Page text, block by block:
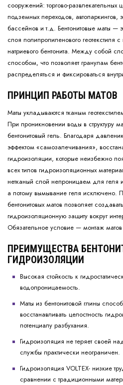
сооружений: торгово-развлекательных
подземных переходов, автопаркингов,
бассейнов и т.д. Бентонитовые маты —
слоя полипропиленового геотекстиля
натриевого бентонита. Между собой
способом, что позволяет гранулам
распределяться и фиксироваться
ПРИНЦИП РАБОТЫ МАТОВ
Маты укладываются тканым
При проникновении воды в структуру
бентонитовый гель. Благодаря
эффектом «самозалечивания»,
гидроизоляции, которые неизбежно
всех типов гидроизоляционных
нетканый слой непроницаем для геля
а потому вымывание геля исключено.
бентонитовых матов позволяет
гидроизоляционную защиту вокруг
Обязательное условие — монтаж
ПРЕИМУЩЕСТВА
ГИДРОИЗОЛЯЦИИ
Высокая стойкость к
водопроницаемость.
Маты из бентонитовой глины
восстанавливать целостность
потенциалу разбухания.
Гидроизоляция не теряет своей
службы практически неограничен.
Гидроизоляция VOLTEX- низкие
сравнении с традиционными